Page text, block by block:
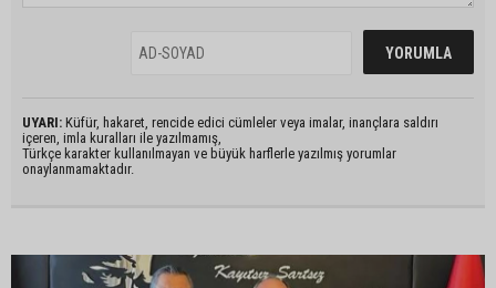
UYARI: Küfür, hakaret, rencide edici cümleler veya imalar, inançlara saldırı
içeren, imla kuralları ile yazılmamış,
Türkçe karakter kullanılmayan ve büyük harflerle yazılmış yorumlar
onaylanmamaktadır.